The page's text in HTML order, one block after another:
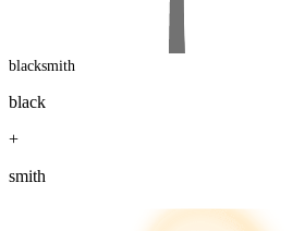
blacksmith
black
+
smith